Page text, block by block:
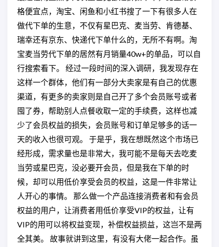
格便宜点，淘宝、闲鱼和小红书搜了一下有很多人在
做代下单的生意，不仅有星巴克、麦当劳、肯德基、
瑞幸还有京东、快递代下单什么的，无所不有啊。淘
宝麦当劳代下单的居然有月销量40w+的单品，可以自
行搜索看下。 经过一段时间的深入调研，我发现存在
这样一个群体，他们有一部分大卖家是有自己的优惠
渠道，有更多的卖家则是自己开了多个会员账号或者
囤了券，帮助别人点餐收取一定的手续费，这样也减
少了会员权益的损失，会员账号和订单足够多的话一
天的收入也很可观。 于是乎，我在想既然这个市场已
经形成，需求量也是非常大，我可能不是每天去吃麦
当劳或星巴克，没必要开会员，但是我在下单的时
候，却可以用低价享受会员的权益，这是一件非常让
人开心的事情。 那么做一个产品连接消费者和有会员
权益的用户，让消费者用低价享受VIP的权益，让有
VIP的用可以将权益变现，补偿权益损益，这岂不是两
全其美。 故事就讲到这里，有没有大佬一起合作。虽